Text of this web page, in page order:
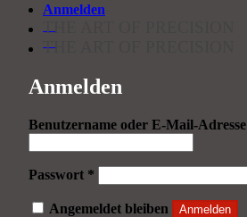
Anmelden
THE ART OF PRECISION
THE ART OF PRECISION
Anmelden
Benutzername oder E-Mail-Adresse
Passwort *Erforderlich
Angemeldet bleiben Anmelden